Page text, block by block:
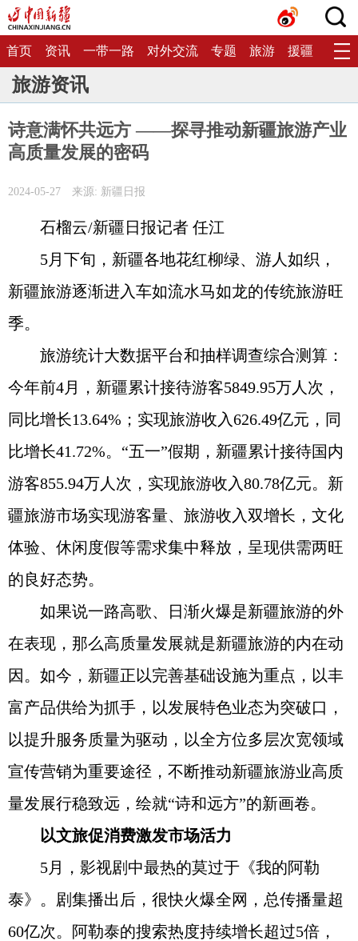
首页 资讯 一带一路 对外交流 专题 旅游 援疆 生态
旅游资讯
诗意满怀共远方 ——探寻推动新疆旅游产业
高质量发展的密码
2024-05-27 来源: 新疆日报
石榴云/新疆日报记者 任江
5月下旬，新疆各地花红柳绿、游人如织，
新疆旅游逐渐进入车如流水马如龙的传统旅游旺
季。
旅游统计大数据平台和抽样调查综合测算：
今年前4月，新疆累计接待游客5849.95万人次，
同比增长13.64%；实现旅游收入626.49亿元，同
比增长41.72%。“五一”假期，新疆累计接待国内
游客855.94万人次，实现旅游收入80.78亿元。新
疆旅游市场实现游客量、旅游收入双增长，文化
体验、休闲度假等需求集中释放，呈现供需两旺
的良好态势。
如果说一路高歌、日渐火爆是新疆旅游的外
在表现，那么高质量发展就是新疆旅游的内在动
因。如今，新疆正以完善基础设施为重点，以丰
富产品供给为抓手，以发展特色业态为突破口，
以提升服务质量为驱动，以全方位多层次宽领域
宣传营销为重要途径，不断推动新疆旅游业高质
量发展行稳致远，绘就“诗和远方”的新画卷。
以文旅促消费激发市场活力
5月，影视剧中最热的莫过于《我的阿勒
泰》。剧集播出后，很快火爆全网，总传播量超
60亿次。阿勒泰的搜索热度持续增长超过5倍，